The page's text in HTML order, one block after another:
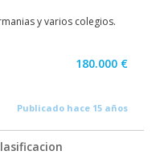
y varios colegios.
180.000 €
Publicado hace 15 años